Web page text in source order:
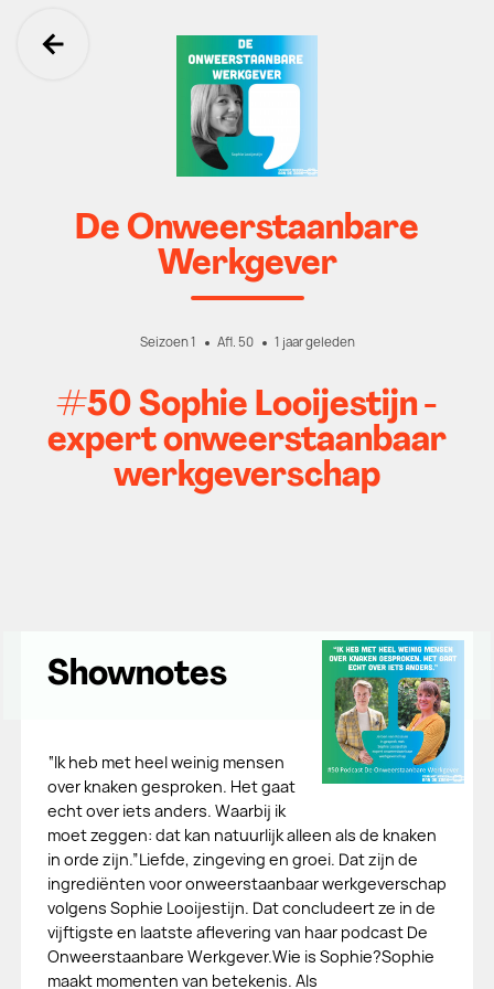
Ga terug
De Onweerstaanbare
Werkgever
Seizoen 1 Afl. 50 1 jaar geleden
#50 Sophie Looijestijn -
expert onweerstaanbaar
werkgeverschap
Shownotes
“Ik heb met heel weinig mensen
over knaken gesproken. Het gaat
echt over iets anders. Waarbij ik
moet zeggen: dat kan natuurlijk alleen als de knaken
in orde zijn.”Liefde, zingeving en groei. Dat zijn de
ingrediënten voor onweerstaanbaar werkgeverschap
volgens Sophie Looijestijn. Dat concludeert ze in de
vijftigste en laatste aflevering van haar podcast De
Onweerstaanbare Werkgever.Wie is Sophie?Sophie
maakt momenten van betekenis. Als